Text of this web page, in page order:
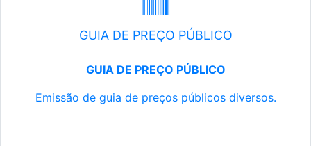
GUIA DE PREÇO PÚBLICO
GUIA DE PREÇO PÚBLICO
Emissão de guia de preços públicos diversos.